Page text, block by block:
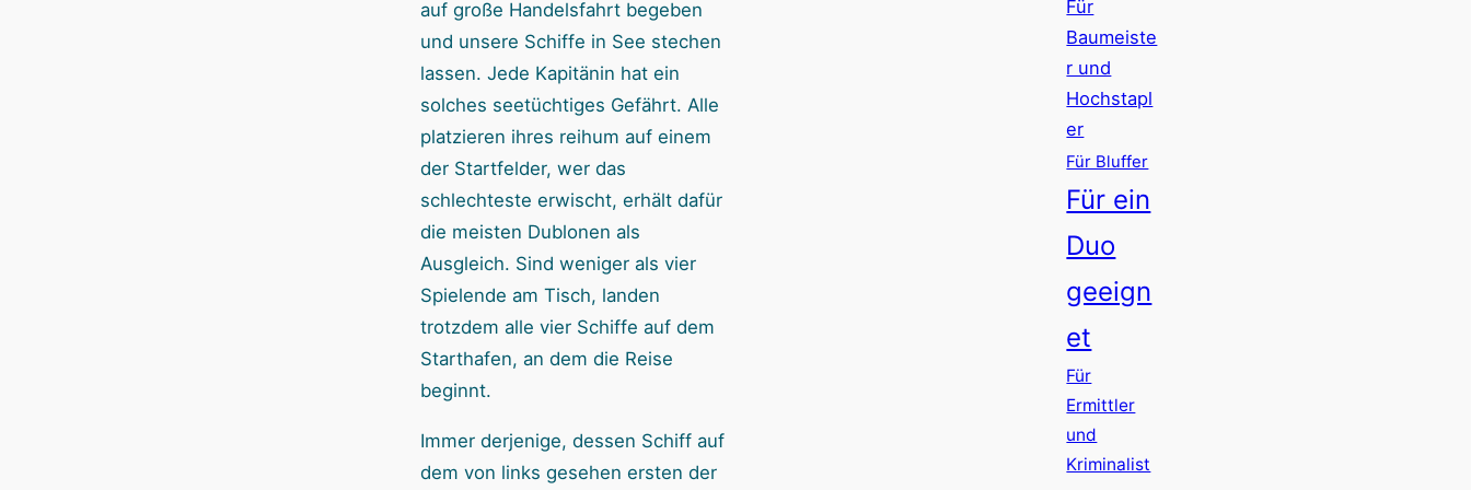
auf große Handelsfahrt begeben
und unsere Schiffe in See stechen
lassen. Jede Kapitänin hat ein
solches seetüchtiges Gefährt. Alle
platzieren ihres reihum auf einem
der Startfelder, wer das
schlechteste erwischt, erhält dafür
die meisten Dublonen als
Ausgleich. Sind weniger als vier
Spielende am Tisch, landen
trotzdem alle vier Schiffe auf dem
Starthafen, an dem die Reise
beginnt.
Immer derjenige, dessen Schiff auf
dem von links gesehen ersten der
Für
Baumeiste
r und
Hochstapl
er
Für Bluffer
Für ein
Duo
geeign
et
Für
Ermittler
und
Kriminalist